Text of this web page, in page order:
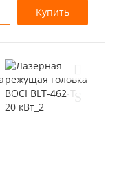
Купить